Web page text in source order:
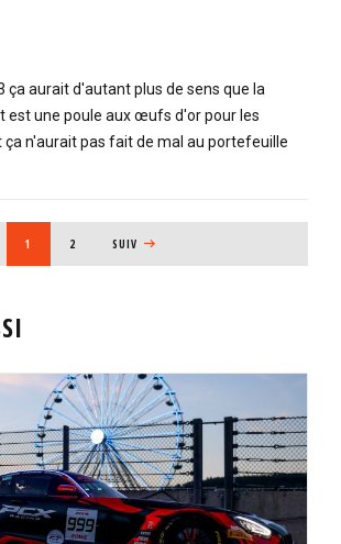
ça aurait d'autant plus de sens que la
est une poule aux œufs d'or pour les
ça n'aurait pas fait de mal au portefeuille
PAGE COURANTE
1 PAGE
2 PAGE SUIVANTE
SUIV